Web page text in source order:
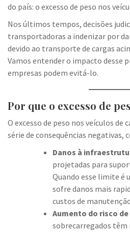
do país: o excesso de peso nos
Nos últimos tempos, decisões
transportadoras a indenizar por
devido ao transporte de cargas
Vamos entender o impacto desse
empresas podem evitá-lo.
Por que o excesso de
O excesso de peso nos veículos de
série de consequências negativas,
Danos à
projetadas para
Quando esse limite é
sofre danos mais
custos de
Aumento do risco
sobrecarregados têm